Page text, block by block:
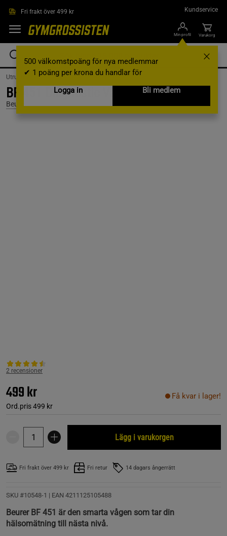
Fri frakt över 499 kr Kundservice
Min profil
500 välkomstpoäng för nya medlemmar
✔ 1 poäng per krona du handlar för
Logga in
Bli medlem
Varukorg
Utrustning & Tillbehör / Elektronik / Vågar
BF 451 Diagnostic Våg
Beurer
2 recensioner
499 kr
Ord.pris499 kr
Få kvar i lager!
Lägg i varukorgen
Fri frakt över 499 kr Fri retur 14 dagars ångerrätt
SKU #10548-1 | EAN 4211125105488
Beurer BF 451 är den smarta vågen som tar din
hälsomätning till nästa nivå.